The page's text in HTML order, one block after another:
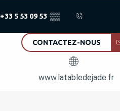
+33 5 53 09 53 ▒▒
CONTACTEZ-NOUS
www.latabledejade.fr